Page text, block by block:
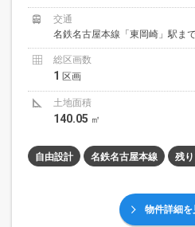
交通
名鉄名古屋本線「東岡崎」駅ま
総区画数
1 区画
土地面積
140.05 ㎡
自由設計 名鉄名古屋本線 残
物件詳細を